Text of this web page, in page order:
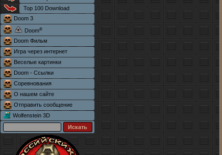
Top 100 Download
Doom 3
Doom®
Doom Фильм
Игра через интернет
Веселые картинки
Doom - Ссылки
Соревнования
О нашем сайте
Отправить сообщение
Wolfenstein 3D